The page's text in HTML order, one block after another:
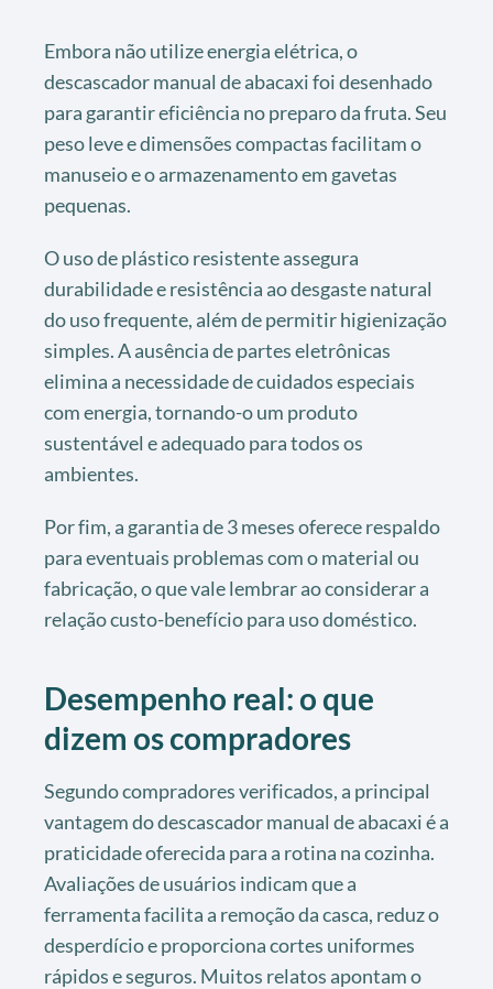
Embora não utilize energia elétrica, o
descascador manual de abacaxi foi desenhado
para garantir eficiência no preparo da fruta. Seu
peso leve e dimensões compactas facilitam o
manuseio e o armazenamento em gavetas
pequenas.
O uso de plástico resistente assegura
durabilidade e resistência ao desgaste natural
do uso frequente, além de permitir higienização
simples. A ausência de partes eletrônicas
elimina a necessidade de cuidados especiais
com energia, tornando-o um produto
sustentável e adequado para todos os
ambientes.
Por fim, a garantia de 3 meses oferece respaldo
para eventuais problemas com o material ou
fabricação, o que vale lembrar ao considerar a
relação custo-benefício para uso doméstico.
Desempenho real: o que
dizem os compradores
Segundo compradores verificados, a principal
vantagem do descascador manual de abacaxi é a
praticidade oferecida para a rotina na cozinha.
Avaliações de usuários indicam que a
ferramenta facilita a remoção da casca, reduz o
desperdício e proporciona cortes uniformes
rápidos e seguros. Muitos relatos apontam o